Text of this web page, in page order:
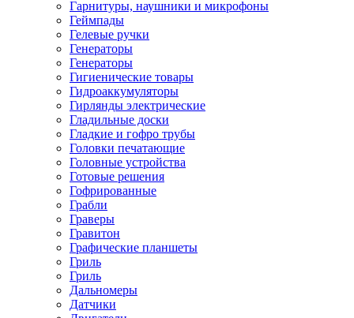
Гарнитуры, наушники и микрофоны
Геймпады
Гелевые ручки
Генераторы
Генераторы
Гигиенические товары
Гидроаккумуляторы
Гирлянды электрические
Гладильные доски
Гладкие и гофро трубы
Головки печатающие
Головные устройства
Готовые решения
Гофрированные
Грабли
Граверы
Гравитон
Графические планшеты
Гриль
Гриль
Дальномеры
Датчики